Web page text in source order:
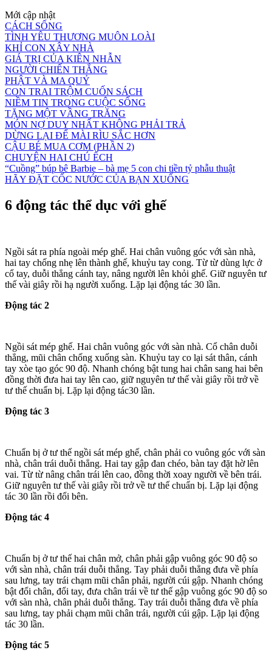
Mới cập nhật
CÁCH SỐNG
TÌNH YÊU THƯƠNG MUÔN LOÀI
KHỈ CON XÂY NHÀ
GIÁ TRỊ CỦA KIÊN NHẪN
NGƯỜI CHIẾN THẮNG
PHẬT VÀ MA QUỶ
CON TRAI TRỘM CUỐN SÁCH
NIỀM TIN TRONG CUỘC SỐNG
TẶNG MỘT VẦNG TRĂNG
MÓN NỢ DUY NHẤT KHÔNG PHẢI TRẢ
DỪNG LẠI ĐỂ MÀI RÌU SẮC HƠN
CẬU BÉ MUA CƠM (PHẦN 2)
CHUYỆN HAI CHÚ ẾCH
“Cuồng” búp bê Barbie – bà mẹ 5 con chi tiền tỷ phẫu thuật
HÃY ĐẶT CỐC NƯỚC CỦA BẠN XUỐNG
6 động tác thể dục với ghế
Ngồi sát ra phía ngoài mép ghế. Hai chân vuông góc với sàn nhà,
hai tay chống nhẹ lên thành ghế, khuỷu tay cong. Từ từ dùng lực ở
cổ tay, duỗi thẳng cánh tay, nâng người lên khỏi ghế. Giữ nguyên tư
thế vài giây rồi hạ người xuống. Lặp lại động tác 30 lần.
Động tác 2
Ngồi sát mép ghế. Hai chân vuông góc với sàn nhà. Cổ chân duỗi
thẳng, mũi chân chống xuống sàn. Khuỷu tay co lại sát thân, cánh
tay xòe tạo góc 90 độ. Nhanh chóng bật tung hai chân sang hai bên
đồng thời đưa hai tay lên cao, giữ nguyên tư thế vài giây rồi trở về
tư thế chuẩn bị. Lặp lại động tác30 lần.
Động tác 3
Chuẩn bị ở tư thế ngồi sát mép ghế, chân phải co vuông góc với sàn
nhà, chân trái duỗi thẳng. Hai tay gập đan chéo, bàn tay đặt hờ lên
vai. Từ từ nâng chân trái lên cao, đồng thời xoay người về bên trái.
Giữ nguyên tư thế vài giây rồi trở về tư thế chuẩn bị. Lặp lại động
tác 30 lần rồi đổi bên.
Động tác 4
Chuẩn bị ở tư thế hai chân mở, chân phải gập vuông góc 90 độ so
với sàn nhà, chân trái duỗi thẳng. Tay phải duỗi thẳng đưa về phía
sau lưng, tay trái chạm mũi chân phải, người cúi gập. Nhanh chóng
bật đổi chân, đổi tay, đưa chân trái về tư thế gập vuông góc 90 độ so
với sàn nhà, chân phải duỗi thẳng. Tay trái duỗi thẳng đưa về phía
sau lưng, tay phải chạm mũi chân trái, người cúi gập. Lặp lại động
tác 30 lần.
Động tác 5